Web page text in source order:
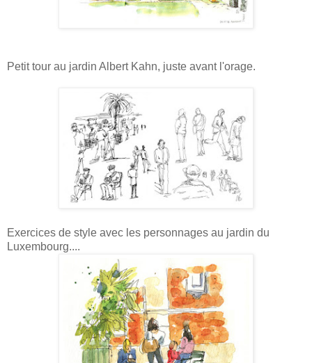
Petit tour au jardin Albert Kahn, juste avant l'orage.
Exercices de style avec les personnages au jardin du
Luxembourg....